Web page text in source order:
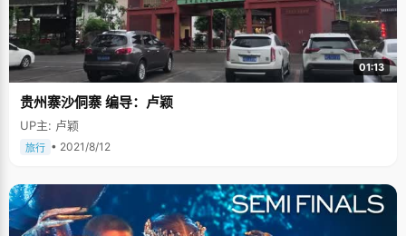
01:13
贵州寨沙侗寨 编导：卢颖
UP主: 卢颖
旅行 • 2021/8/12